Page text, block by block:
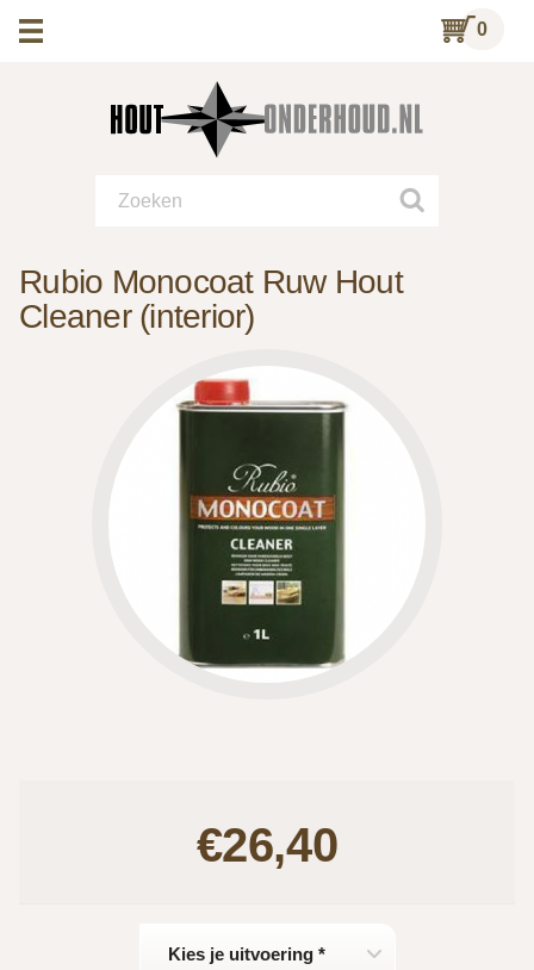
Rubio Monocoat Ruw Hout
Cleaner (interior)
€26,40
Kies je uitvoering *
0